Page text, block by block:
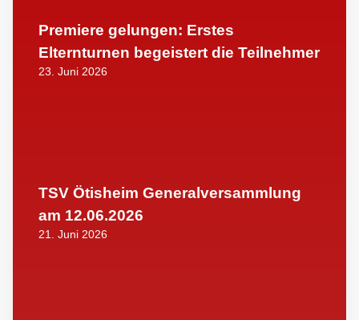
Premiere gelungen: Erstes
Elternturnen begeistert die Teilnehmer
23. Juni 2026
TSV Ötisheim Generalversammlung
am 12.06.2026
21. Juni 2026